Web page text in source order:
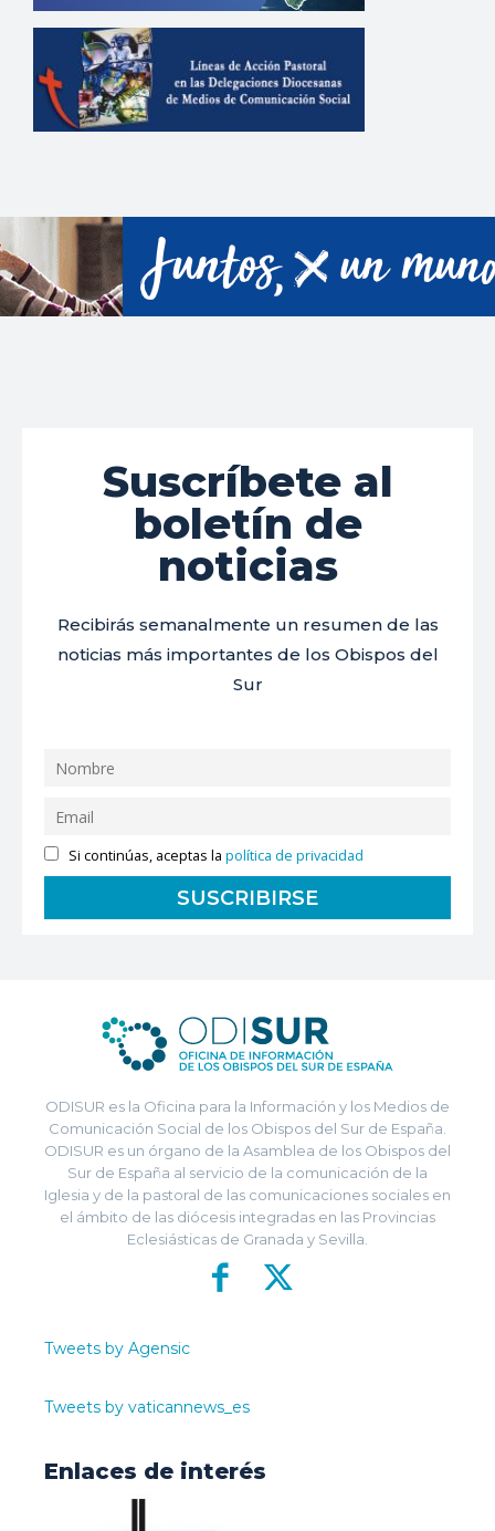
Suscríbete al
boletín de
noticias
Recibirás semanalmente un resumen de las
noticias más importantes de los Obispos del
Sur
Si continúas, aceptas lapolítica de privacidad
ODISUR es la Oficina para la Información y los Medios de
Comunicación Social de los Obispos del Sur de España.
ODISUR es un órgano de la Asamblea de los Obispos del
Sur de España al servicio de la comunicación de la
Iglesia y de la pastoral de las comunicaciones sociales en
el ámbito de las diócesis integradas en las Provincias
Eclesiásticas de Granada y Sevilla.
Tweets by Agensic
Tweets by vaticannews_es
Enlaces de interés